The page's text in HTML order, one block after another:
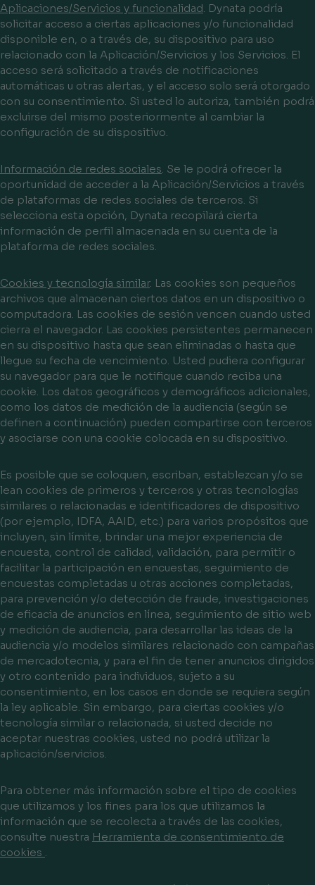
Aplicaciones/Servicios y funcionalidad. Dynata podría
solicitar acceso a ciertas aplicaciones y/o funcionalidad
disponible en, o a través de, su dispositivo para uso
relacionado con la Aplicación/Servicios y los Servicios. El
acceso será solicitado a través de notificaciones
automáticas u otras alertas, y el acceso solo será otorgado
con su consentimiento. Si usted lo autoriza, también podrá
excluirse del mismo posteriormente al cambiar la
configuración de su dispositivo.
Información de redes sociales. Se le podrá ofrecer la
oportunidad de acceder a la Aplicación/Servicios a través
de plataformas de redes sociales de terceros. Si
selecciona esta opción, Dynata recopilará cierta
información de perfil almacenada en su cuenta de la
plataforma de redes sociales.
Cookies y tecnología similar. Las cookies son pequeños
archivos que almacenan ciertos datos en un dispositivo o
computadora. Las cookies de sesión vencen cuando usted
cierra el navegador. Las cookies persistentes permanecen
en su dispositivo hasta que sean eliminadas o hasta que
llegue su fecha de vencimiento. Usted pudiera configurar
su navegador para que le notifique cuando reciba una
cookie. Los datos geográficos y demográficos adicionales,
como los datos de medición de la audiencia (según se
definen a continuación) pueden compartirse con terceros
y asociarse con una cookie colocada en su dispositivo.
Es posible que se coloquen, escriban, establezcan y/o se
lean cookies de primeros y terceros y otras tecnologías
similares o relacionadas e identificadores de dispositivo
(por ejemplo, IDFA, AAID, etc.) para varios propósitos que
incluyen, sin límite, brindar una mejor experiencia de
encuesta, control de calidad, validación, para permitir o
facilitar la participación en encuestas, seguimiento de
encuestas completadas u otras acciones completadas,
para prevención y/o detección de fraude, investigaciones
de eficacia de anuncios en línea, seguimiento de sitio web
y medición de audiencia, para desarrollar las ideas de la
audiencia y/o modelos similares relacionado con campañas
de mercadotecnia, y para el fin de tener anuncios dirigidos
y otro contenido para individuos, sujeto a su
consentimiento, en los casos en donde se requiera según
la ley aplicable. Sin embargo, para ciertas cookies y/o
tecnología similar o relacionada, si usted decide no
aceptar nuestras cookies, usted no podrá utilizar la
aplicación/servicios.
Para obtener más información sobre el tipo de cookies
que utilizamos y los fines para los que utilizamos la
información que se recolecta a través de las cookies,
consulte nuestra Herramienta de consentimiento de
cookies .